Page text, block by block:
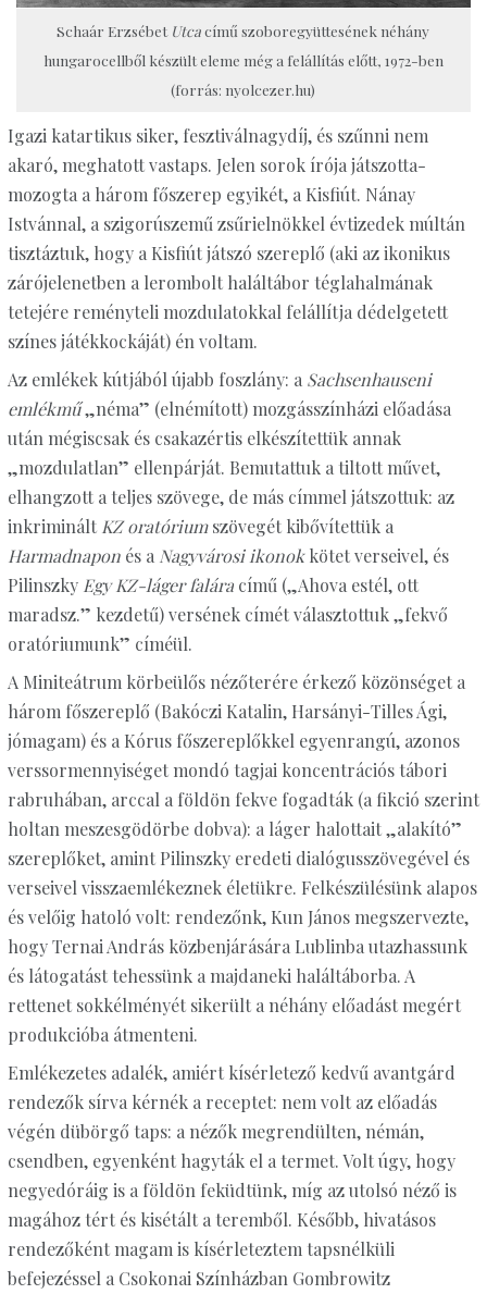
Schaár Erzsébet Utcacímű szoboregyüttesének néhány
hungarocellből készült eleme még a felállítás előtt, 1972-ben
(forrás: nyolcezer.hu)
Igazi katartikus siker, fesztiválnagydíj, és szűnni nem
akaró, meghatott vastaps. Jelen sorok írója játszotta-
mozogta a három főszerep egyikét, a Kisfiút. Nánay
Istvánnal, a szigorúszemű zsűrielnökkel évtizedek múltán
tisztáztuk, hogy a Kisfiút játszó szereplő (aki az ikonikus
zárójelenetben a lerombolt haláltábor téglahalmának
tetejére reményteli mozdulatokkal felállítja dédelgetett
színes játékkockáját) én voltam.
Az emlékek kútjából újabb foszlány: a Sachsenhauseni
emlékmű„néma” (elnémított) mozgásszínházi előadása
után mégiscsak és csakazértis elkészítettük annak
„mozdulatlan” ellenpárját. Bemutattuk a tiltott művet,
elhangzott a teljes szövege, de más címmel játszottuk: az
inkriminált KZ oratóriumszövegét kibővítettük a
Harmadnaponés a Nagyvárosi ikonokkötet verseivel, és
Pilinszky Egy KZ-láger faláracímű („Ahova estél, ott
maradsz.” kezdetű) versének címét választottuk „fekvő
oratóriumunk” címéül.
A Miniteátrum körbeülős nézőterére érkező közönséget a
három főszereplő (Bakóczi Katalin, Harsányi-Tilles Ági,
jómagam) és a Kórus főszereplőkkel egyenrangú, azonos
verssormennyiséget mondó tagjai koncentrációs tábori
rabruhában, arccal a földön fekve fogadták (a fikció szerint
holtan meszesgödörbe dobva): a láger halottait „alakító”
szereplőket, amint Pilinszky eredeti dialógusszövegével és
verseivel visszaemlékeznek életükre. Felkészülésünk alapos
és velőig hatoló volt: rendezőnk, Kun János megszervezte,
hogy Ternai András közbenjárására Lublinba utazhassunk
és látogatást tehessünk a majdaneki haláltáborba. A
rettenet sokkélményét sikerült a néhány előadást megért
produkcióba átmenteni.
Emlékezetes adalék, amiért kísérletező kedvű avantgárd
rendezők sírva kérnék a receptet: nem volt az előadás
végén dübörgő taps: a nézők megrendülten, némán,
csendben, egyenként hagyták el a termet. Volt úgy, hogy
negyedóráig is a földön feküdtünk, míg az utolsó néző is
magához tért és kisétált a teremből. Később, hivatásos
rendezőként magam is kísérleteztem tapsnélküli
befejezéssel a Csokonai Színházban Gombrowitz